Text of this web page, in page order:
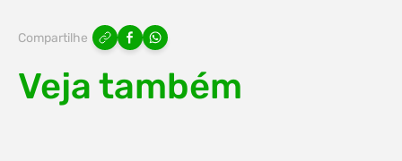
Compartilhe
Veja também